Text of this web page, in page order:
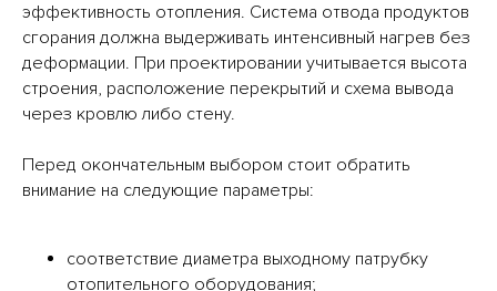
эффективность отопления. Система отвода продуктов
сгорания должна выдерживать интенсивный нагрев без
деформации. При проектировании учитывается высота
строения, расположение перекрытий и схема вывода
через кровлю либо стену.
Перед окончательным выбором стоит обратить
внимание на следующие параметры:
соответствие диаметра выходному патрубку
отопительного оборудования;